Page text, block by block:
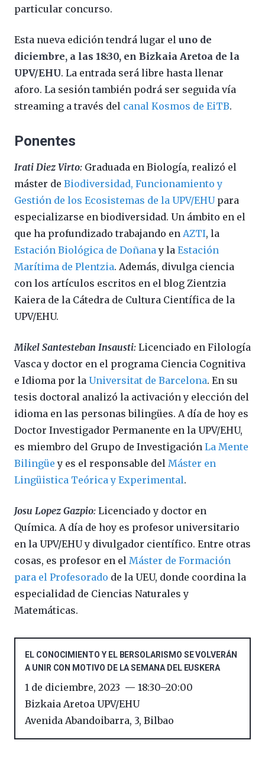
particular concurso.
Esta nueva edición tendrá lugar el uno de
diciembre, a las 18:30, en Bizkaia Aretoa de la
UPV/EHU. La entrada será libre hasta llenar
aforo. La sesión también podrá ser seguida vía
streaming a través del canal Kosmos de EiTB.
Ponentes
Irati Diez Virto: Graduada en Biología, realizó el
máster de Biodiversidad, Funcionamiento y
Gestión de los Ecosistemas de la UPV/EHUpara
especializarse en biodiversidad. Un ámbito en el
que ha profundizado trabajando en AZTI, la
Estación Biológica de Doñana y la Estación
Marítima de Plentzia. Además, divulga ciencia
con los artículos escritos en el blog Zientzia
Kaiera de la Cátedra de Cultura Científica de la
UPV/EHU.
Mikel Santesteban Insausti: Licenciado en Filología
Vasca y doctor en el programa Ciencia Cognitiva
e Idioma por la Universitat de Barcelona. En su
tesis doctoral analizó la activación y elección del
idioma en las personas bilingües. A día de hoy es
Doctor Investigador Permanente en la UPV/EHU,
es miembro del Grupo de Investigación La Mente
Bilingüe y es el responsable del Máster en
Lingüistica Teórica y Experimental.
Josu Lopez Gazpio: Licenciado y doctor en
Química. A día de hoy es profesor universitario
en la UPV/EHU y divulgador científico. Entre otras
cosas, es profesor en el Máster de Formación
para el Profesorado de la UEU, donde coordina la
especialidad de Ciencias Naturales y
Matemáticas.
EL CONOCIMIENTO Y EL BERSOLARISMO SE VOLVERÁN
A UNIR CON MOTIVO DE LA SEMANA DEL EUSKERA
1 de diciembre, 2023 18:30–20:00
Bizkaia Aretoa UPV/EHU
Avenida Abandoibarra, 3, Bilbao